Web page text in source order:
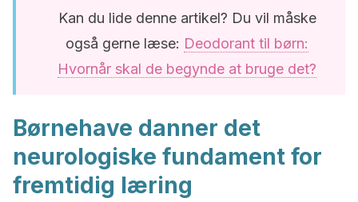
Kan du lide denne artikel? Du vil måske
også gerne læse: Deodorant til børn:
Hvornår skal de begynde at bruge det?
Børnehave danner det
neurologiske fundament for
fremtidig læring